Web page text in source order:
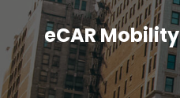
eCAR Mobility